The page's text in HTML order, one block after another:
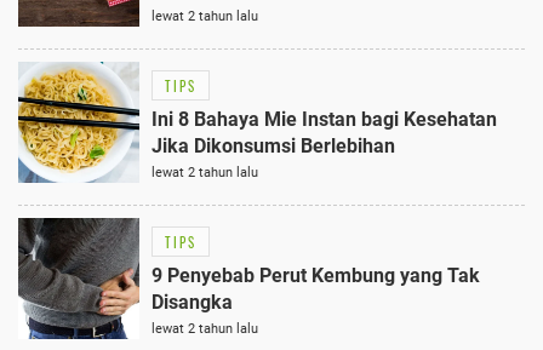
lewat 2 tahun lalu
TIPS
Ini 8 Bahaya Mie Instan bagi Kesehatan
Jika Dikonsumsi Berlebihan
lewat 2 tahun lalu
TIPS
9 Penyebab Perut Kembung yang Tak
Disangka
lewat 2 tahun lalu